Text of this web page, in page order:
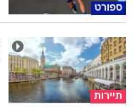
ספורט
תיירות